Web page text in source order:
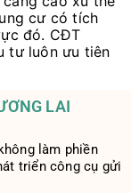
cư có tích
đó. CĐT
tư luôn ưu tiên
LAI
làm phiền
triển công cụ gửi